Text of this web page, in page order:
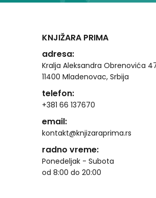
KNJIŽARA PRIMA
adresa:
Kralja Aleksandra Obrenovića
11400 Mladenovac, Srbija
telefon:
+381 66 137670
email:
kontakt@knjizaraprima.rs
radno vreme:
Ponedeljak - Subota
od 8:00 do 20:00